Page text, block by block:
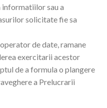
sau a
solicitate fie sa
de date, ramane
exercitarii acestor
de a formula o plangere
a Prelucrarii